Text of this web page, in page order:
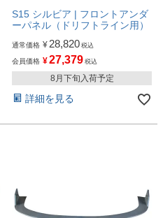
S15 シルビア | フロントアンダ
ーパネル（ドリフトライン用）
通常価格 ¥ 28,820 税込
会員価格 ¥27,379 税込
8月下旬入荷予定
詳細を見る